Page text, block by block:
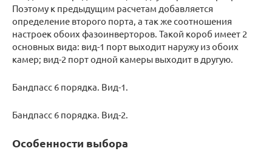
Поэтому к предыдущим расчетам добавляется
определение второго порта, а так же соотношения
настроек обоих фазоинверторов. Такой короб имеет 2
основных вида: вид-1 порт выходит наружу из обоих
камер; вид-2 порт одной камеры выходит в другую.
Бандпасс 6 порядка. Вид-1.
Бандпасс 6 порядка. Вид-2.
Особенности выбора